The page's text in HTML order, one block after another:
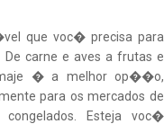
que voc� precisa para
carne e aves a frutas e
� a melhor op��o,
para os mercados de
Esteja voc�